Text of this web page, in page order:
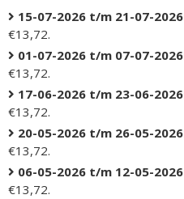
15-07-2026 t/m 21-07-
€13,72.
01-07-2026 t/m 07-07-
€13,72.
17-06-2026 t/m 23-06-
€13,72.
20-05-2026 t/m 26-05-
€13,72.
06-05-2026 t/m 12-05-
€13,72.